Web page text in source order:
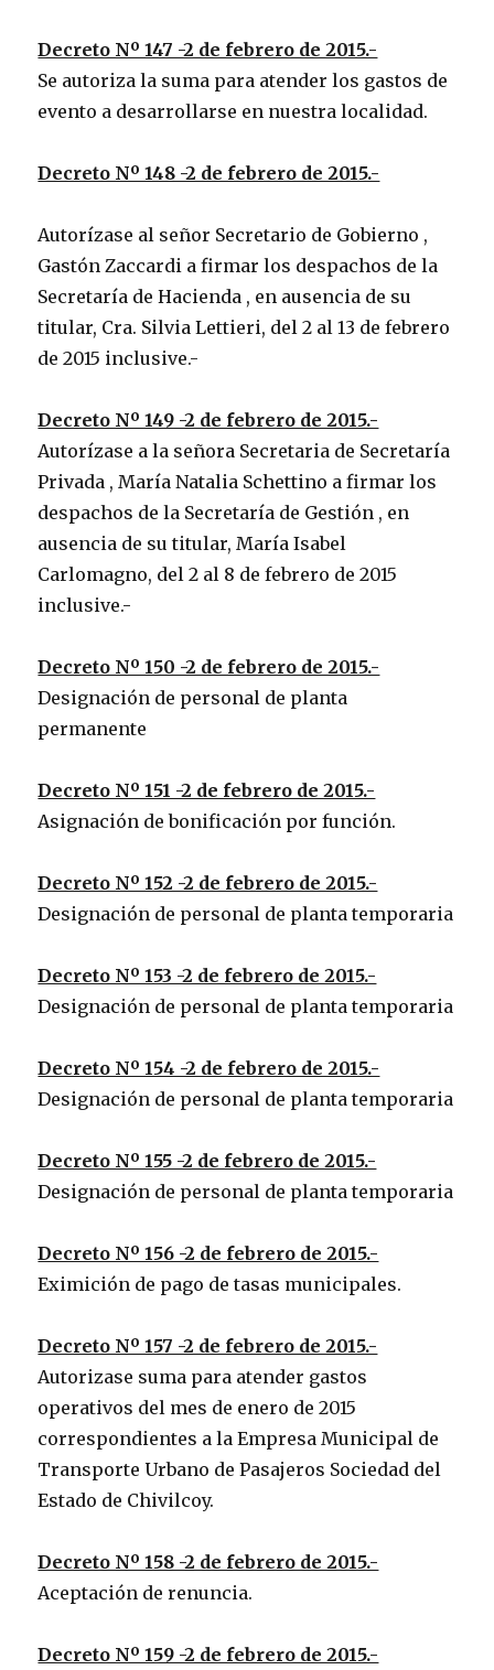
Decreto Nº 147 -2 de febrero de 2015.-
Se autoriza la suma para atender los gastos de
evento a desarrollarse en nuestra localidad.
Decreto Nº 148 -2 de febrero de 2015.-
Autorízase al señor Secretario de Gobierno ,
Gastón Zaccardi a firmar los despachos de la
Secretaría de Hacienda , en ausencia de su
titular, Cra. Silvia Lettieri, del 2 al 13 de febrero
de 2015 inclusive.-
Decreto Nº 149 -2 de febrero de 2015.-
Autorízase a la señora Secretaria de Secretaría
Privada , María Natalia Schettino a firmar los
despachos de la Secretaría de Gestión , en
ausencia de su titular, María Isabel
Carlomagno, del 2 al 8 de febrero de 2015
inclusive.-
Decreto Nº 150 -2 de febrero de 2015.-
Designación de personal de planta
permanente
Decreto Nº 151 -2 de febrero de 2015.-
Asignación de bonificación por función.
Decreto Nº 152 -2 de febrero de 2015.-
Designación de personal de planta temporaria
Decreto Nº 153 -2 de febrero de 2015.-
Designación de personal de planta temporaria
Decreto Nº 154 -2 de febrero de 2015.-
Designación de personal de planta temporaria
Decreto Nº 155 -2 de febrero de 2015.-
Designación de personal de planta temporaria
Decreto Nº 156 -2 de febrero de 2015.-
Eximición de pago de tasas municipales.
Decreto Nº 157 -2 de febrero de 2015.-
Autorizase suma para atender gastos
operativos del mes de enero de 2015
correspondientes a la Empresa Municipal de
Transporte Urbano de Pasajeros Sociedad del
Estado de Chivilcoy.
Decreto Nº 158 -2 de febrero de 2015.-
Aceptación de renuncia.
Decreto Nº 159 -2 de febrero de 2015.-